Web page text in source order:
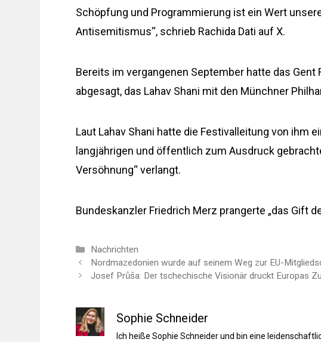
Schöpfung und Programmierung ist ein Wert
Antisemitismus“, schrieb Rachida Dati auf X.
Bereits im vergangenen September hatte das
abgesagt, das Lahav Shani mit den Münchner
Laut Lahav Shani hatte die Festivalleitung von ihm
langjährigen und öffentlich zum Ausdruck
Versöhnung“ verlangt.
Bundeskanzler Friedrich Merz prangerte „das Gift
Kategorien
Nachrichten
Nordmazedonien wurde auf seinem Weg zur EU-
Josef Průša: Der tschechische Visionär druckt Europas
Sophie Schneider
Ich heiße Sophie Schneider und bin eine